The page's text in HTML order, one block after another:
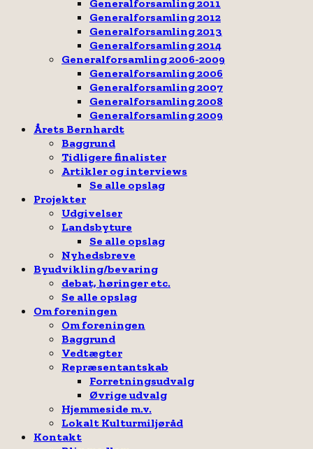
Generalforsamling 2011
Generalforsamling 2012
Generalforsamling 2013
Generalforsamling 2014
Generalforsamling 2006-2009
Generalforsamling 2006
Generalforsamling 2007
Generalforsamling 2008
Generalforsamling 2009
Årets Bernhardt
Baggrund
Tidligere finalister
Artikler og interviews
Se alle opslag
Projekter
Udgivelser
Landsbyture
Se alle opslag
Nyhedsbreve
Byudvikling/bevaring
debat, høringer etc.
Se alle opslag
Om foreningen
Om foreningen
Baggrund
Vedtægter
Repræsentantskab
Forretningsudvalg
Øvrige udvalg
Hjemmeside m.v.
Lokalt Kulturmiljøråd
Kontakt